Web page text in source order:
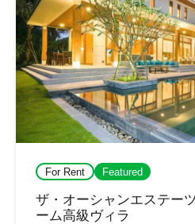
For Rent Featured
ザ・オーシャンエステー
ーム高級ヴィラ